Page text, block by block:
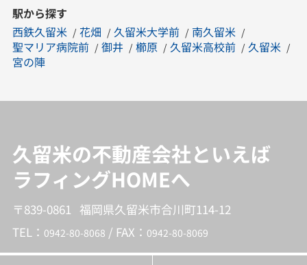
駅から探す
西鉄久留米
花畑 久留米大学前
南久留米
聖マリア病院前
御井 櫛原 久留米高校前
久留米
宮の陣
久留米の不動産会社といえば
ラフィングHOMEへ
〒839-0861 福岡県久留米市合川町114-12
TEL： 0942-80-8068 / FAX： 0942-80-8069